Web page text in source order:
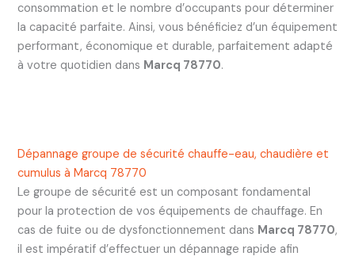
consommation et le nombre d’occupants pour déterminer
la capacité parfaite. Ainsi, vous bénéficiez d’un équipement
performant, économique et durable, parfaitement adapté
à votre quotidien dans Marcq 78770.
Dépannage groupe de sécurité chauffe-eau, chaudière et
cumulus à Marcq 78770
Le groupe de sécurité est un composant fondamental
pour la protection de vos équipements de chauffage. En
cas de fuite ou de dysfonctionnement dans Marcq 78770,
il est impératif d’effectuer un dépannage rapide afin